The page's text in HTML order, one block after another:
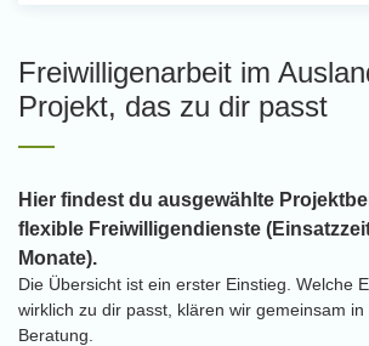
Freiwilligenarbeit im
Projekt, das zu dir passt
Hier findest du ausgewählte
flexible Freiwilligendienste
Monate).
Die Übersicht ist ein erster Einstieg. Welche
wirklich zu dir passt, klären wir gemeinsam
Beratung.